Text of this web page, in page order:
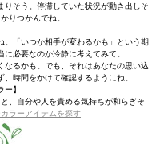
そう。停滞していた状況が動き出しそ
りつかんでね。
。「いつか相手が変わるかも」という期
必要なのか冷静に考えてみて。
なるかも。でも、それはあなたの思い込
時間をかけて確認するようにね。
ー】
、自分や人を責める気持ちが和らぎそ
ラーアイテムを探す